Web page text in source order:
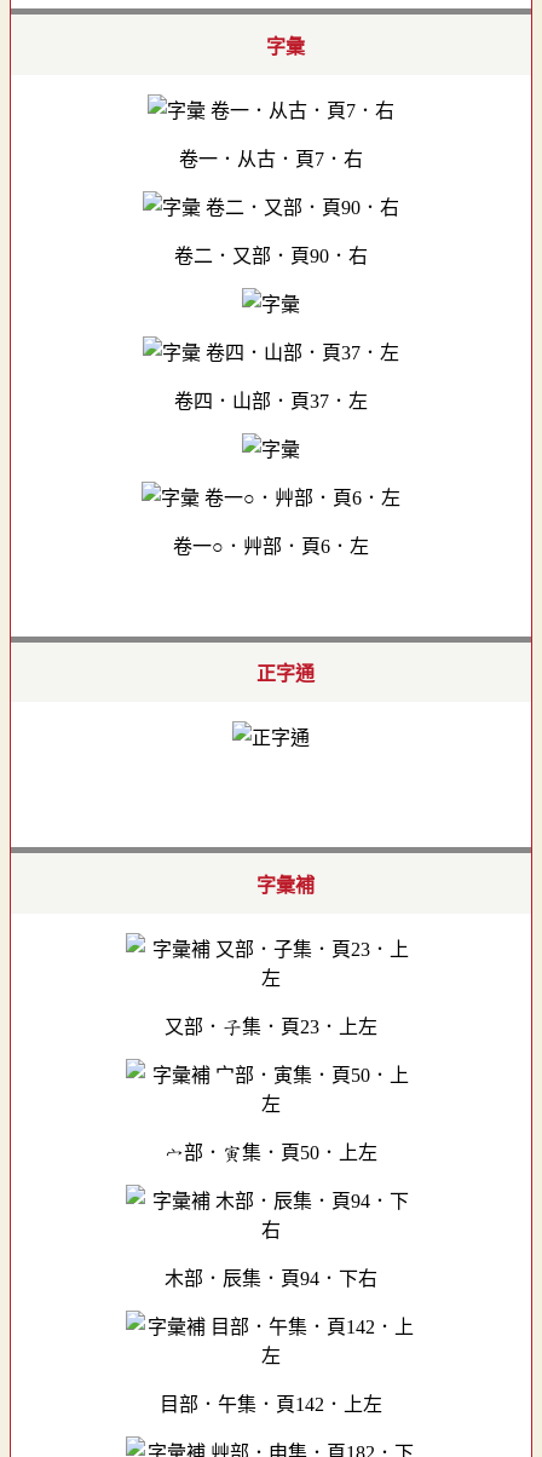
字彙
卷一．从古．頁7．右
卷二．又部．頁90．右
卷四．山部．頁37．左
卷一○．艸部．頁6．左
正字通
字彙補
又部．子集．頁23．上左
宀部．寅集．頁50．上左
木部．辰集．頁94．下右
目部．午集．頁142．上左